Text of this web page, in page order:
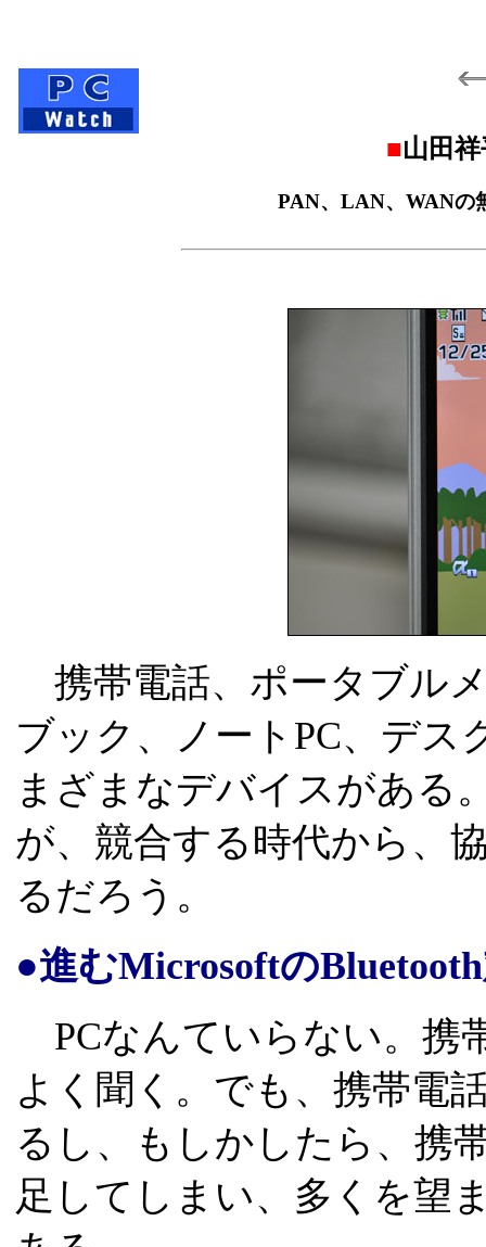
■山田祥
PAN、LAN、WANの
携帯電話、ポータブル
ブック、ノートPC、デス
まざまなデバイスがある
が、競合する時代から、
るだろう。
●進むMicrosoftの
PCなんていらない。携
よく聞く。でも、携帯電
るし、もしかしたら、携
足してしまい、多くを望